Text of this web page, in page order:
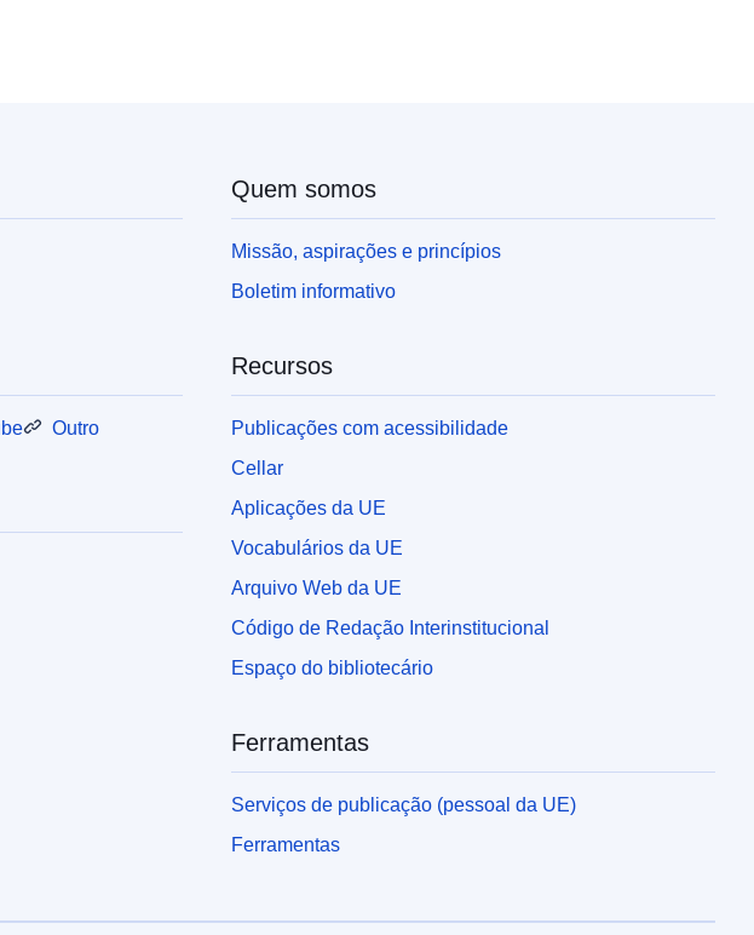
Outro
Quem somos
Missão, aspirações e princípios
Boletim informativo
Recursos
Publicações com acessibilidade
Cellar
Aplicações da UE
Vocabulários da UE
Arquivo Web da UE
Código de Redação Interinstitucional
Espaço do bibliotecário
Ferramentas
Serviços de publicação (pessoal da UE)
Ferramentas